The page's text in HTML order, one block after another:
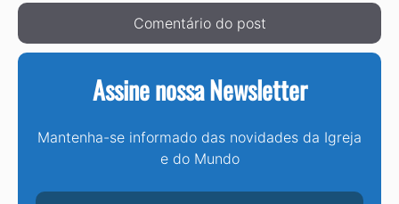
Assine nossa Newsletter
Mantenha-se informado das novidades da Igreja
e do Mundo